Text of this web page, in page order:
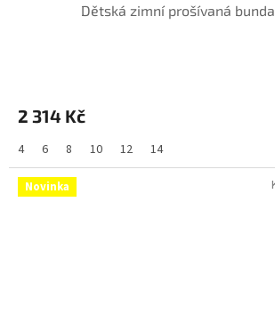
Dětská zimní prošívaná
2 314 Kč
4 6 8 10 12 14
Novinka